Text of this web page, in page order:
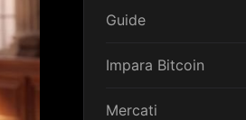
Guide
Impara Bitcoin
Mercati